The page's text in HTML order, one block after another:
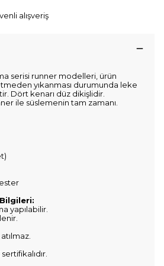
alışveriş
serisi runner modelleri, ürün
yıkanması durumunda leke
Dört kenarı düz dikişlidir.
ile süslemenin tam zamanı.
yapılabilir.